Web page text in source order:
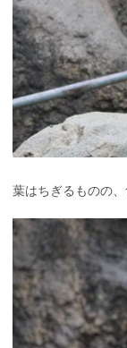
葉はちぎるものの